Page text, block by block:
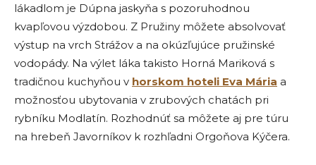
lákadlom je Dúpna jaskyňa s pozoruhodnou
kvapľovou výzdobou. Z Pružiny môžete absolvovať
výstup na vrch Strážov a na okúzľujúce pružinské
vodopády. Na výlet láka takisto Horná Mariková s
tradičnou kuchyňou v horskom hoteli Eva Mária a
možnosťou ubytovania v zrubových chatách pri
rybníku Modlatín. Rozhodnúť sa môžete aj pre túru
na hrebeň Javorníkov k rozhľadni Orgoňova Kýčera.